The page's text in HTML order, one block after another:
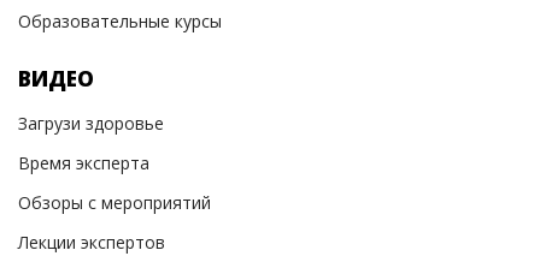
Образовательные курсы
ВИДЕО
Загрузи здоровье
Время эксперта
Обзоры с мероприятий
Лекции экспертов